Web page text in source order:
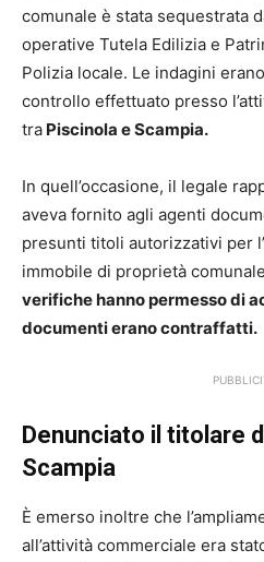
comunale è stata sequestrata
operative Tutela Edilizia e
Polizia locale. Le indagini
controllo effettuato presso
tra Piscinola e Scampia.
In quell’occasione, il legale
aveva fornito agli agenti
presunti titoli autorizzativi per
immobile di proprietà
verifiche hanno permesso di
documenti erano contraffatti.
Denunciato il titolare
Scampia
È emerso inoltre che
all’attività commerciale era